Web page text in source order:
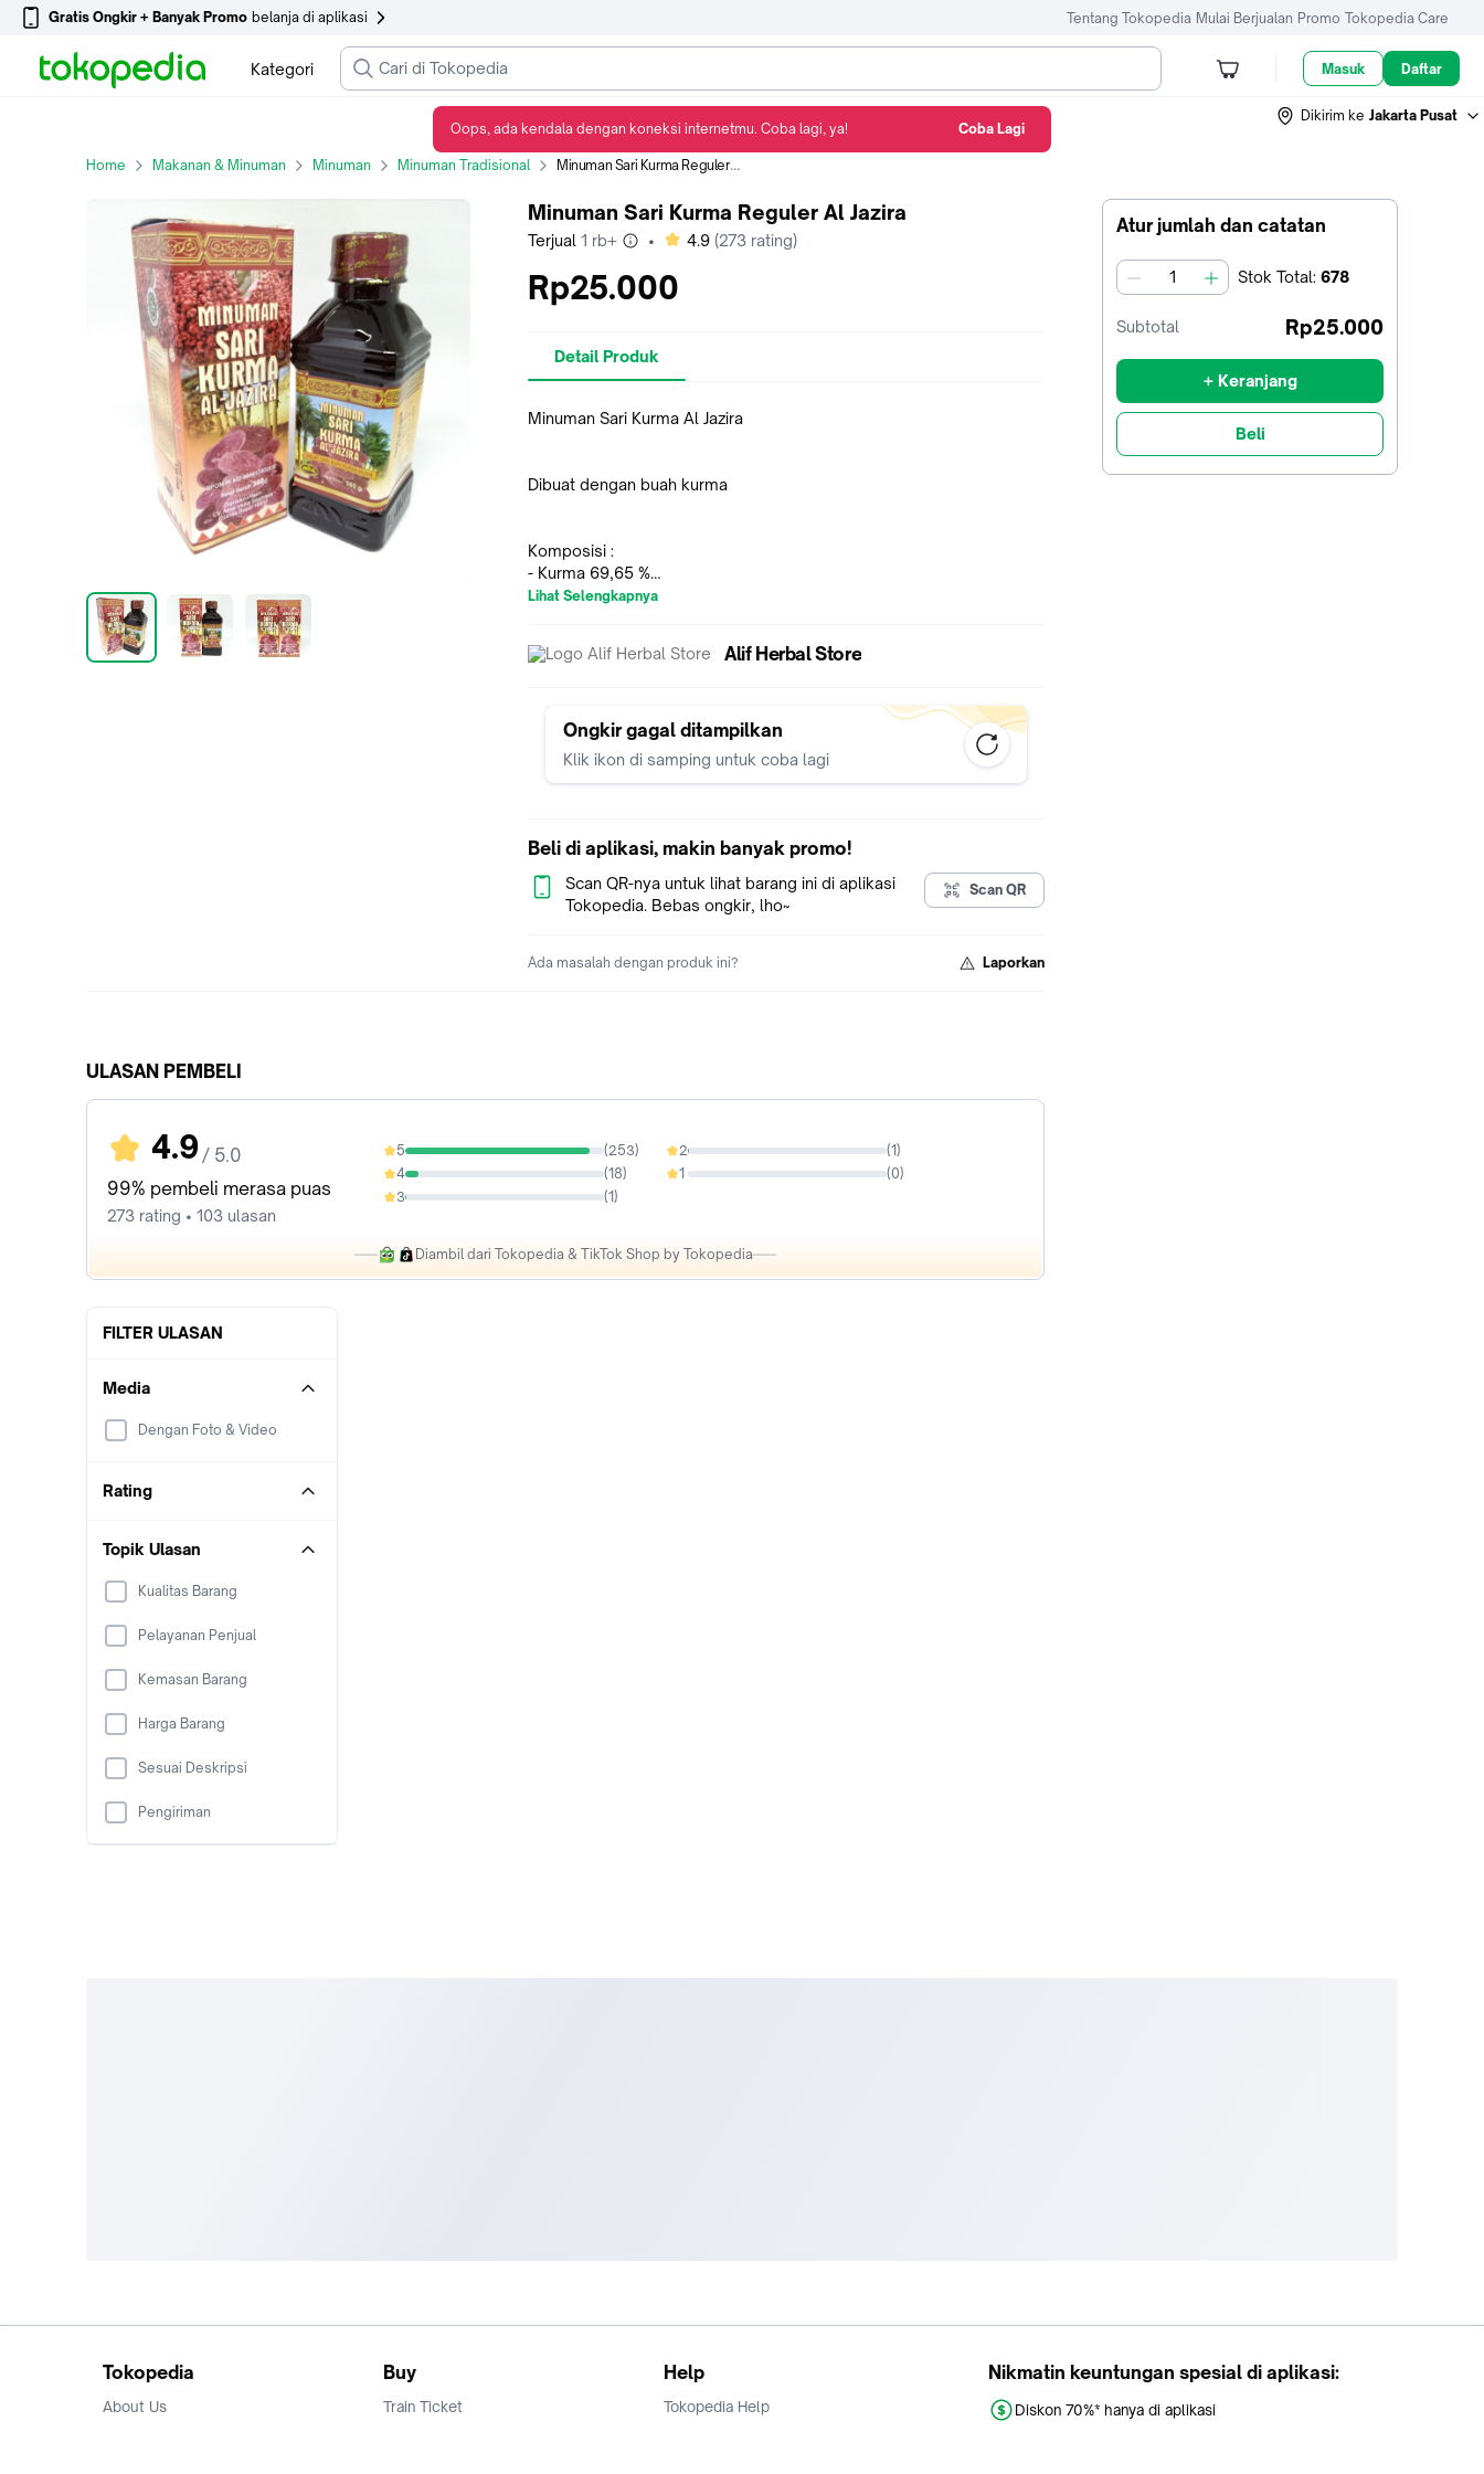
Gratis Ongkir + Banyak Promo belanja di aplikasi Tentang Tokopedia Mulai Berjualan Promo Tokopedia Care
Kategori Masuk Daftar
Dikirim ke Jakarta Pusat
Home Makanan & Minuman Minuman Minuman Tradisional Minuman Sari Kurma Reguler Al Jazira
Atur jumlah dan catatan
jumlah Stok Total: 678
Subtotal Rp25.000
+ Keranjang
Beli
Minuman Sari Kurma Reguler Al Jazira
Terjual 1 rb+ • bintang
4.9 (273 rating)
Rp25.000
Detail Produk
Minuman Sari Kurma Al Jazira
Dibuat dengan buah kurma
Komposisi :
- Kurma 69,65 %
- Air 25,76 %
BPOM RI MD 866610002330
Diproduksi oleh : CV. Amal Mulia Sejahtera
Lihat Selengkapnya
Alif Herbal Store
Ongkir gagal ditampilkan
Klik ikon di samping untuk coba lagi
Beli di aplikasi, makin banyak promo!
Scan QR-nya untuk lihat barang ini di aplikasi
Tokopedia. Bebas ongkir, lho~
Scan QR
Ada masalah dengan produk ini? Laporkan
ULASAN PEMBELI
4.9 / 5.0
99% pembeli merasa puas
273 rating • 103 ulasan
5 (253)
92.67%
4 (18)
6.59%
3 (1)
0.37%
2 (1)
0.37%
1 (0)
0%
Diambil dari Tokopedia & TikTok Shop by Tokopedia
FILTER ULASAN
Media
Dengan Foto & Video
Rating
Topik Ulasan
Kualitas Barang
Pelayanan Penjual
Kemasan Barang
Harga Barang
Sesuai Deskripsi
Pengiriman
Tokopedia
About Us
Buy
Train Ticket
Help
Tokopedia Help
Nikmatin keuntungan spesial di aplikasi:
Diskon 70%* hanya di aplikasi
Oops, ada kendala dengan koneksi internetmu. Coba lagi, ya! Coba Lagi